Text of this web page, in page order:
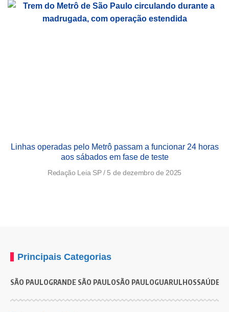
Linhas operadas pelo Metrô passam a funcionar 24 horas
aos sábados em fase de teste
Redação Leia SP 5 de dezembro de 2025
Principais Categorias
SÃO PAULOGRANDE SÃO PAULOSÃO PAULOGUARULHOSSAÚDE